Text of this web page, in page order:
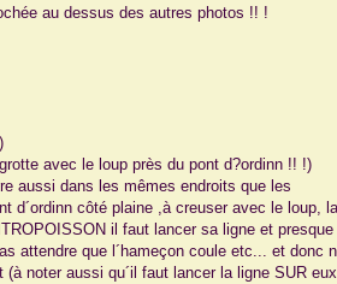
au dessus des autres photos !! !
avec le loup près du pont d?ordinn !! !)
aussi dans les mêmes endroits que les
d´ordinn côté plaine ,à creuser avec le loup,
il faut lancer sa ligne et presque
attendre que l´hameçon coule etc... et donc
noter aussi qu´il faut lancer la ligne SUR eux